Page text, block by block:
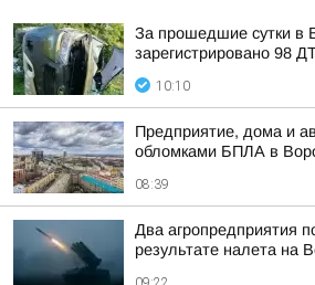
За прошедшие сутки в
зарегистрировано 98
10:10
Предприятие, дома и
обломками БПЛА в
08:39
Два агропредприятия
результате налета на